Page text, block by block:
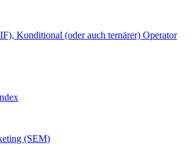
Konditional (oder auch ternärer) Operator
(SEM)